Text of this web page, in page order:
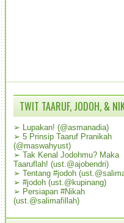
TWIT TAARUF, JODOH, &
➢ Lupakan! (@asmanadia)
➢ 5 Prinsip Taaruf Pranikah
(@maswahyust)
➢ Tak Kenal Jodohmu? Maka
Taaruflah! (ust.@ajobendri)
➢ Tentang #jodoh
➢ #jodoh (ust.@kupinang)
➢ Persiapan #Nikah
(ust.@salimafillah)